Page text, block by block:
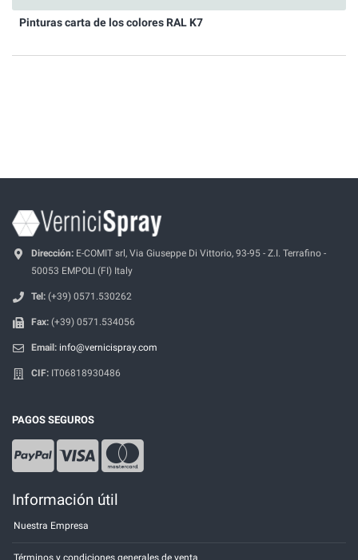
Pinturas carta de los colores RAL K7
Dirección: E-COMIT srl, Via Giuseppe Di Vittorio, 93-95 - Z.I. Terrafino -
50053 EMPOLI (FI) Italy
Tel: (+39) 0571.530262
Fax: (+39) 0571.534056
Email: info@vernicispray.com
CIF: IT06818930486
PAGOS SEGUROS
Información útil
Nuestra Empresa
Términos y condiciones generales de venta